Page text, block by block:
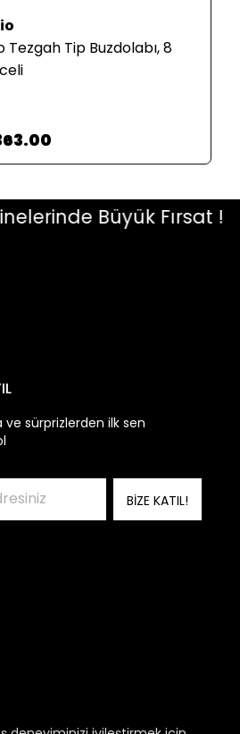
Tezgah Tip Buzdolabı, 8
Büyük Fırsat !
ve sürprizlerden ilk sen
BİZE KATIL!